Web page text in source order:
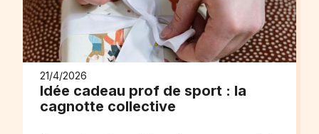
21/4/2026
Idée cadeau prof de sport : la
cagnotte collective